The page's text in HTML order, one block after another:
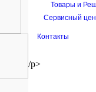
Товары и
Сервисный
Контакты
/p>